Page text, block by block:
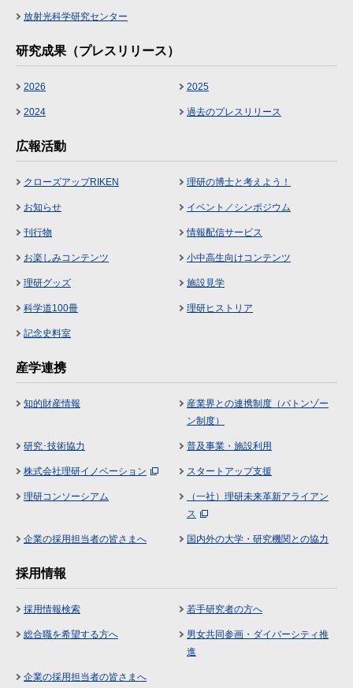
放射光科学研究センター
研究成果（プレスリリース）
2026 2025
2024 過去のプレスリリース
広報活動
クローズアップRIKEN 理研の博士と考えよう！
お知らせ イベント／シンポジウム
刊行物 情報配信サービス
お楽しみコンテンツ 小中高生向けコンテンツ
理研グッズ 施設見学
科学道100冊 理研ヒストリア
記念史料室
産学連携
知的財産情報
産業界との連携制度（バトンゾー
ン制度）
研究･技術協力 普及事業・施設利用
株式会社理研イノベーション スタートアップ支援
理研コンソーシアム
（一社）理研未来革新アライアン
ス
企業の採用担当者の皆さまへ 国内外の大学・研究機関との協力
採用情報
採用情報検索 若手研究者の方へ
総合職を希望する方へ
男女共同参画・ダイバーシティ推
進
企業の採用担当者の皆さまへ